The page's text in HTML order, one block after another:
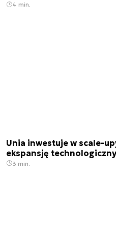
4 min.
Unia inwestuje w scale-
ekspansję
3 min.